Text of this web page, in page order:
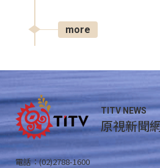
more
TITV NEWS
原視新聞
電話：(02)2788-1600